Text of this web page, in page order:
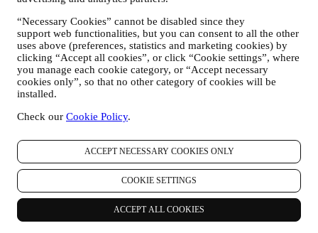
“Necessary Cookies” cannot be disabled since they
support web functionalities, but you can consent to all the other
uses above (preferences, statistics and marketing cookies) by
clicking “Accept all cookies”, or click “Cookie settings”, where
you manage each cookie category, or “Accept necessary
cookies only”, so that no other category of cookies will be
installed.
Check our Cookie Policy.
ACCEPT NECESSARY COOKIES ONLY
COOKIE SETTINGS
ACCEPT ALL COOKIES
om onze advertenties op andere sites te beheren, toegang te
verlenen tot specifieke inhoud, de inhoud of de aanbiedingen
die u op de Website ziet aan te passen of, als u toestemming
hebt gegeven om u aan te melden voor onze
marketingcommunicatie, om u relevante
communicatie/berichten te sturen waarvan wij denken dat u
die leuk vindt. Er zullen geen andere gevolgen zijn. Het
gebruik van cookies is afhankelijk van uw toestemming. Als u
niet wilt dat deze informatie wordt gebruikt om u op uw
interesse gebaseerde advertenties, inhoud of communicatie te
sturen, kunt u het gebruik van de informatie over uw online-
acties beperken door uw cookie-instellingen te beheren
(vergeet echter niet dat bepaalde cookies noodzakelijk zijn
voor het gebruik van de Website). Let op: dit betekent niet dat
u geen advertenties, aanbiedingen of communicatie meer
ontvangt. U blijft algemene advertenties, aanbiedingen of